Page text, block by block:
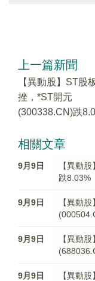
上一篇新聞
【異動股】ST股
挫，*ST開元
(300338.CN)跌
相關文章
9月9日
【異動
跌8.03%
9月9日
【異動
9月9日
【異動
9月9日
【異動